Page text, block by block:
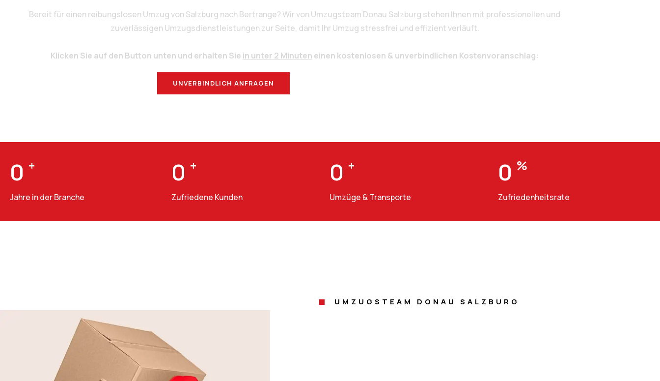
Bereit für einen reibungslosen Umzug von Salzburg nach Bertrange? Wir von Umzugsteam Donau Salzburg stehen Ihnen mit professionellen und
zuverlässigen Umzugsdienstleistungen zur Seite, damit Ihr Umzug stressfrei und effizient verläuft.
Klicken Sie auf den Button unten und erhalten Sie in unter 2 Minuten einen kostenlosen & unverbindlichen Kostenvoranschlag:
UNVERBINDLICH ANFRAGEN
0 +
Jahre in der Branche
0 +
Zufriedene Kunden
0 +
Umzüge & Transporte
0 %
Zufriedenheitsrate
UMZUGSTEAM DONAU SALZBURG